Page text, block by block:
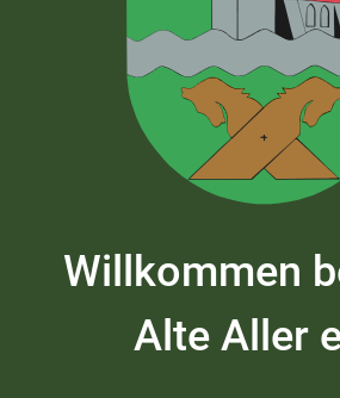
Willkommen
Alte Aller